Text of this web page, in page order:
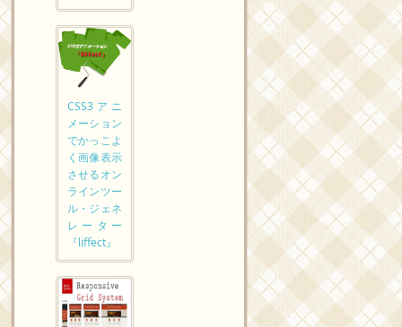
CSS3アニ
メーション
でかっこよ
く画像表示
させるオン
ラインツー
ル・ジェネ
レーター
『liffect』